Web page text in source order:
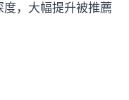
，大幅提升被推薦